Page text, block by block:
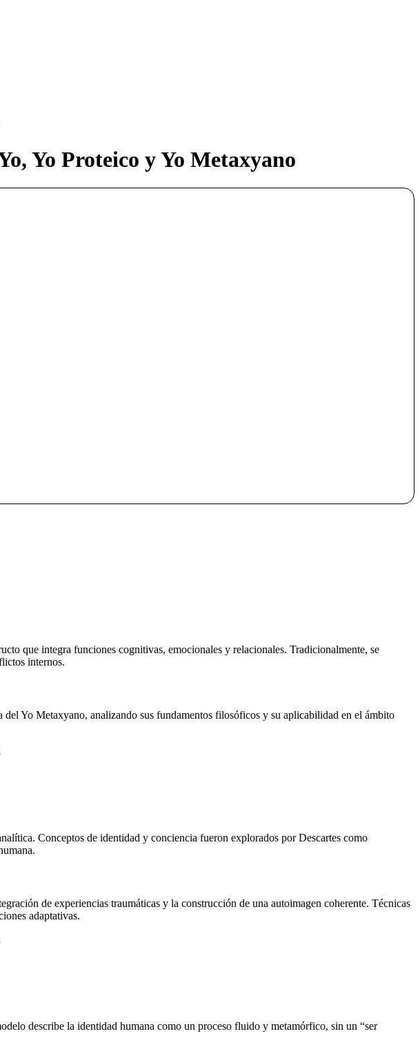
Yo Proteico y Yo Metaxyano
que integra funciones cognitivas, emocionales y relacionales. Tradicionalmente, se
internos.
Yo Metaxyano, analizando sus fundamentos filosóficos y su aplicabilidad en el ámbito
Conceptos de identidad y conciencia fueron explorados por Descartes como
de experiencias traumáticas y la construcción de una autoimagen coherente. Técnicas
adaptativas.
describe la identidad humana como un proceso fluido y metamórfico, sin un “ser